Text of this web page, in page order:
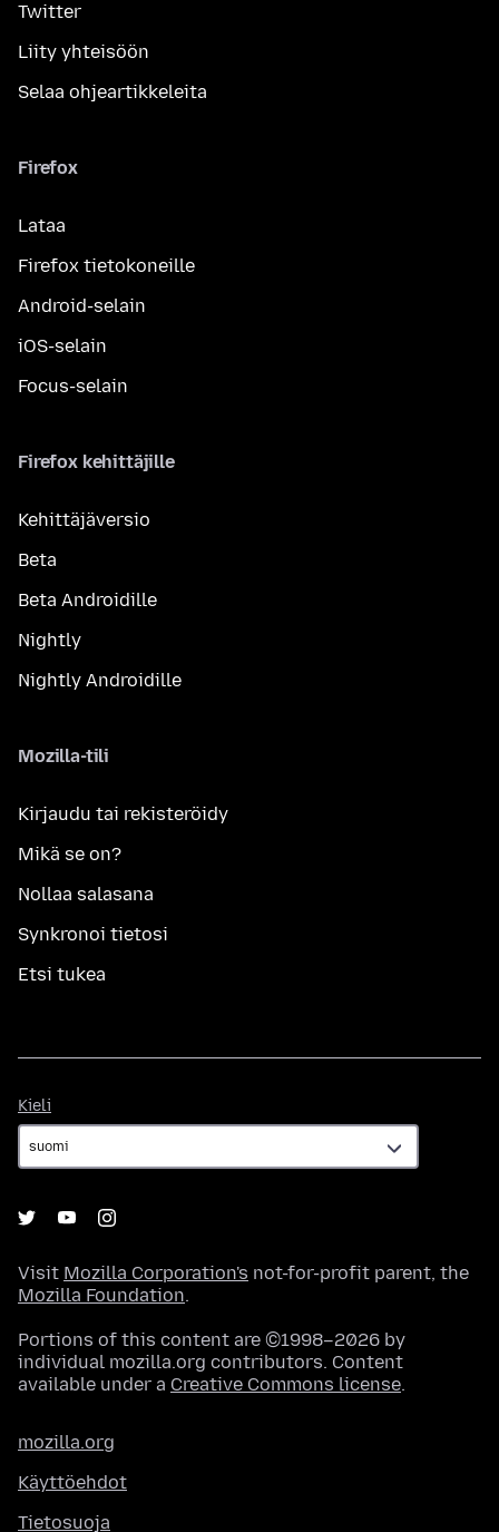
Twitter
Liity yhteisöön
Selaa ohjeartikkeleita
Firefox
Lataa
Firefox tietokoneille
Android-selain
iOS-selain
Focus-selain
Firefox kehittäjille
Kehittäjäversio
Beta
Beta Androidille
Nightly
Nightly Androidille
Mozilla-tili
Kirjaudu tai rekisteröidy
Mikä se on?
Nollaa salasana
Synkronoi tietosi
Etsi tukea
Kieli
Visit Mozilla Corporation's not-for-profit parent, the
Mozilla Foundation.
Portions of this content are ©1998–2026 by
individual mozilla.org contributors. Content
available under a Creative Commons license.
mozilla.org
Käyttöehdot
Tietosuoja